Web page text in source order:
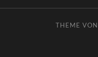
THEME VON